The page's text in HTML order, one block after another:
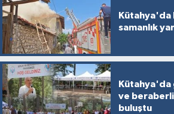
Kütahya'da
samanlık
ve
buluştu